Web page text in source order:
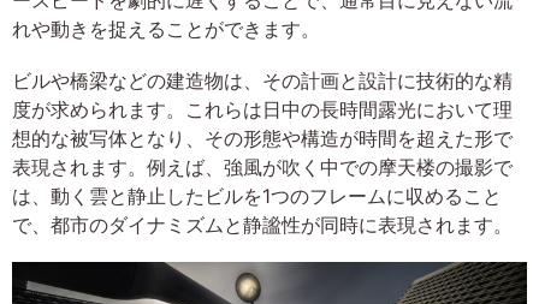
れや動きを捉えることができます。
ビルや橋梁などの建造物は、その計画と設計に技術的な精
度が求められます。これらは日中の長時間露光において理
想的な被写体となり、その形態や構造が時間を超えた形で
表現されます。例えば、強風が吹く中での摩天楼の撮影で
は、動く雲と静止したビルを1つのフレームに収めること
で、都市のダイナミズムと静謐性が同時に表現されます。